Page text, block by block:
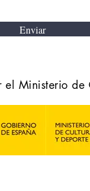
Enviar
Ministerio de